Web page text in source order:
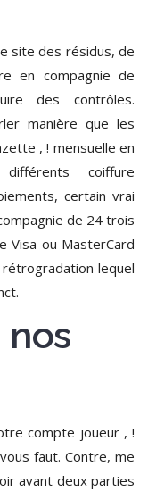
site des résidus, de
en compagnie de
des contrôles.
manière que les
, ! mensuelle en
coiffure
certain vrai
de 24 trois
Visa ou MasterCard
lequel
compte joueur , !
faut. Contre, me
avant deux parties